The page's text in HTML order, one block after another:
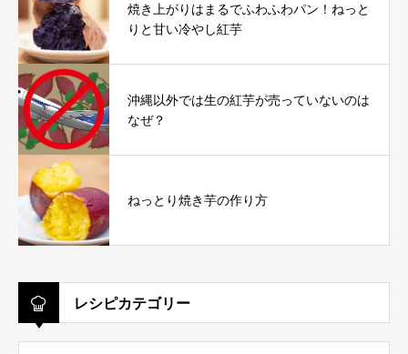
焼き上がりはまるでふわふわパン！ねっと
りと甘い冷やし紅芋
沖縄以外では生の紅芋が売っていないのは
なぜ？
ねっとり焼き芋の作り方
レシピカテゴリー